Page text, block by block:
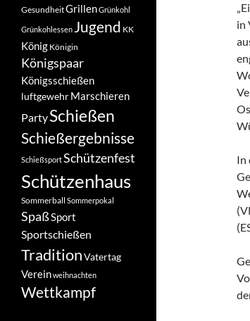
in
In
GesundheitGrillenGrünkohl
Grünkohlessen Jugend KK
König Königin
Königspaar
Königsschießen
luftgewehrMarschieren
PartySchießen
Schießergebnisse
SchießsportSchützenfest
Schützenhaus
Sommerball Sommerpokal
SpaßSport
Sportschießen
TraditionVatertag
Vereinweihnachten
Wettkampf